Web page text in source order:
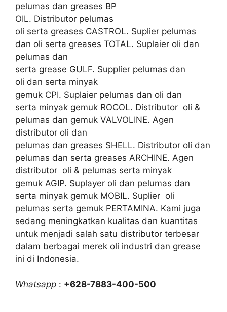
pelumas dan greases BP
OIL. Distributor pelumas
oli serta greases CASTROL. Suplier pelumas
dan oli serta greases TOTAL. Suplaier oli dan
pelumas dan
serta grease GULF. Supplier pelumas dan
oli dan serta minyak
gemuk CPI. Suplaier pelumas dan oli dan
serta minyak gemuk ROCOL. Distributor oli &
pelumas dan gemuk VALVOLINE. Agen
distributor oli dan
pelumas dan greases SHELL. Distributor oli dan
pelumas dan serta greases ARCHINE. Agen
distributor oli & pelumas serta minyak
gemuk AGIP. Suplayer oli dan pelumas dan
serta minyak gemuk MOBIL. Suplier oli
pelumas serta gemuk PERTAMINA. Kami juga
sedang meningkatkan kualitas dan kuantitas
untuk menjadi salah satu distributor terbesar
dalam berbagai merek oli industri dan grease
ini di Indonesia.
Whatsapp : +628-7883-400-500